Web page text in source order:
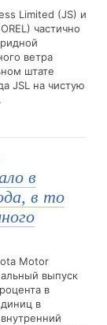
Limited (JS) и
частично
ветра
штате
JSL на чистую
в
в то
Motor
выпуск
в
в